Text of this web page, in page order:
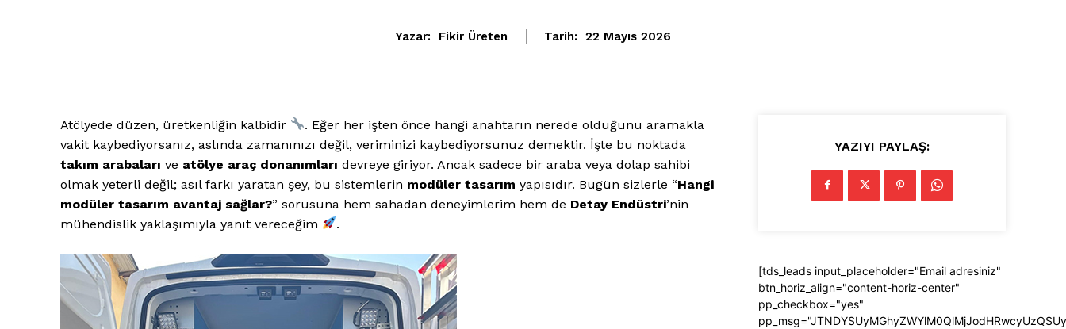
Yazar: Fikir Üreten Tarih: 22 Mayıs 2026
Atölyede düzen, üretkenliğin kalbidir
. Eğer her işten önce hangi anahtarın nerede olduğunu aramakla
vakit kaybediyorsanız, aslında zamanınızı değil, veriminizi kaybediyorsunuz demektir. İşte bu noktada
takım arabaları ve atölye araç donanımları devreye giriyor. Ancak sadece bir araba veya dolap sahibi
olmak yeterli değil; asıl farkı yaratan şey, bu sistemlerin modüler tasarım yapısıdır. Bugün sizlerle “Hangi
modüler tasarım avantaj sağlar?” sorusuna hem sahadan deneyimlerim hem de Detay Endüstri’nin
mühendislik yaklaşımıyla yanıt vereceğim
.
YAZIYI PAYLAŞ:
[tds_leads input_placeholder="Email adresiniz"
btn_horiz_align="content-horiz-center"
pp_checkbox="yes"